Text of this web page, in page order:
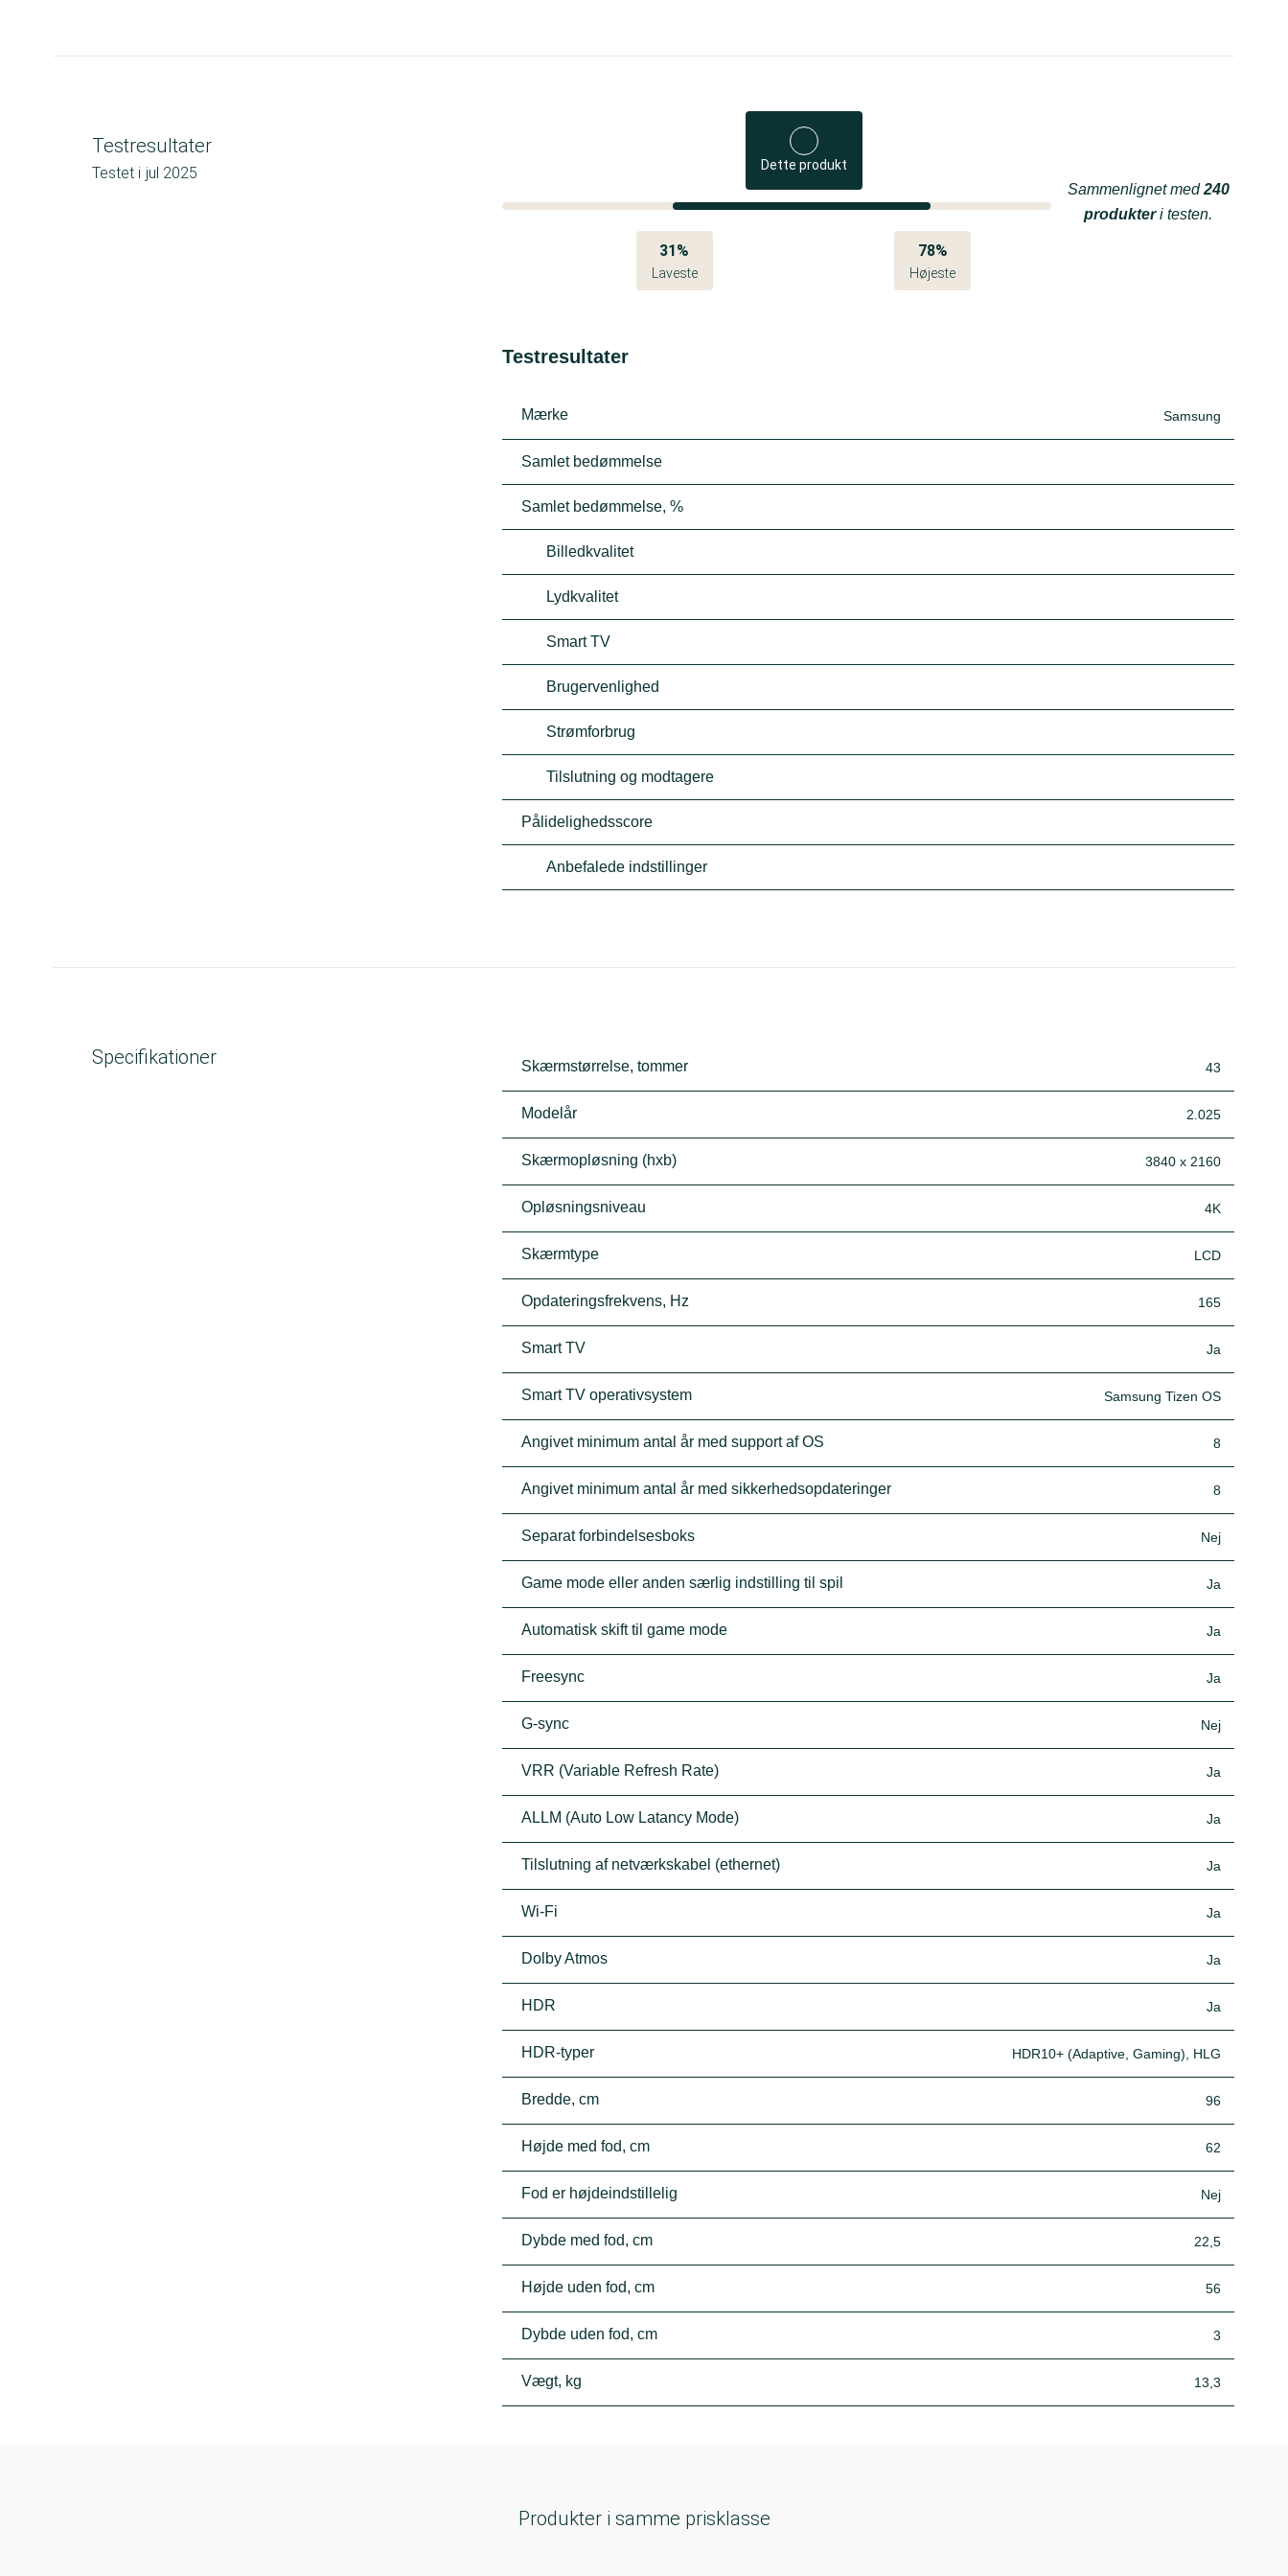
Testresultater
Testet i jul 2025 Dette produkt
31%
Laveste
78%
Højeste
Sammenlignet med240
produkteri testen.
Testresultater
Mærke Samsung
Samlet bedømmelse
Samlet bedømmelse, %
Billedkvalitet
Lydkvalitet
Smart TV
Brugervenlighed
Strømforbrug
Tilslutning og modtagere
Pålidelighedsscore
Anbefalede indstillinger
Specifikationer Skærmstørrelse, tommer 43
Modelår 2.025
Skærmopløsning (hxb) 3840 x 2160
Opløsningsniveau 4K
Skærmtype LCD
Opdateringsfrekvens, Hz 165
Smart TV Ja
Smart TV operativsystem Samsung Tizen OS
Angivet minimum antal år med support af OS 8
Angivet minimum antal år med sikkerhedsopdateringer 8
Separat forbindelsesboks Nej
Game mode eller anden særlig indstilling til spil Ja
Automatisk skift til game mode Ja
Freesync Ja
G-sync Nej
VRR (Variable Refresh Rate) Ja
ALLM (Auto Low Latancy Mode) Ja
Tilslutning af netværkskabel (ethernet) Ja
Wi-Fi Ja
Dolby Atmos Ja
HDR Ja
HDR-typer HDR10+ (Adaptive, Gaming), HLG
Bredde, cm 96
Højde med fod, cm 62
Fod er højdeindstillelig Nej
Dybde med fod, cm 22,5
Højde uden fod, cm 56
Dybde uden fod, cm 3
Vægt, kg 13,3
Produkter i samme prisklasse